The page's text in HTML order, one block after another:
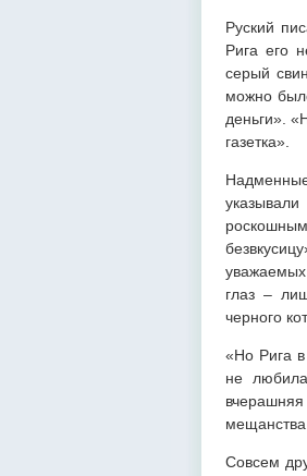
Руский
Рига его
серый
можно
деньги».
газетка».
уважаемых
глаз –
черного
«Но Рига
не
Совсем